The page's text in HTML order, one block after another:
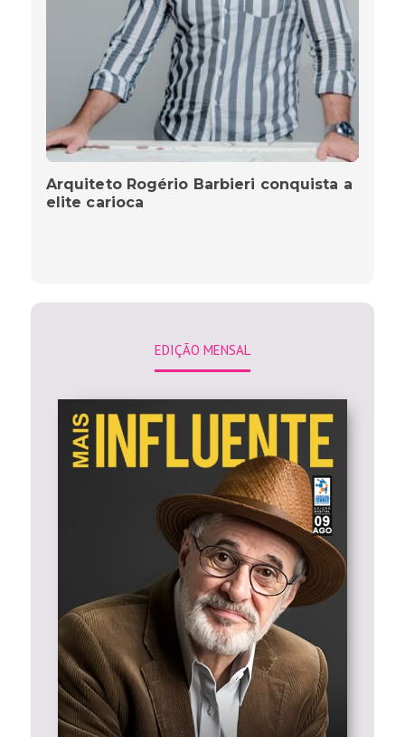
Arquiteto Rogério Barbieri conquista a
elite carioca
EDIÇÃO MENSAL